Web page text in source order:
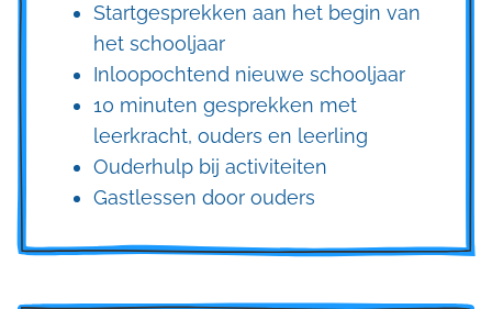
Startgesprekken aan het begin van
het schooljaar
Inloopochtend nieuwe schooljaar
10 minuten gesprekken met
leerkracht, ouders en leerling
Ouderhulp bij activiteiten
Gastlessen door ouders